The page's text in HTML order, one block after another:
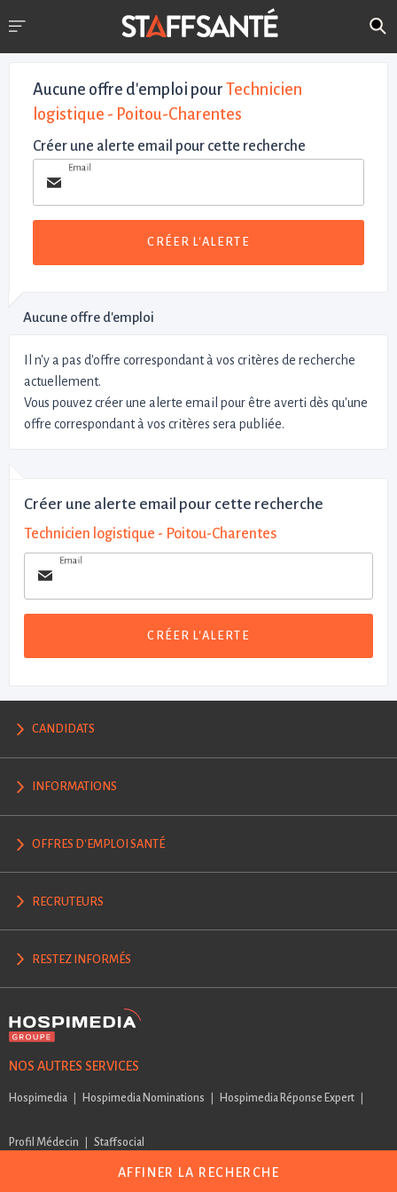
Aucune offre d'emploi pour Technicien
logistique - Poitou-Charentes
Créer une alerte email pour cette recherche
Email
CRÉER L'ALERTE
Aucune offre d'emploi
Il n'y a pas d'offre correspondant à vos critères de recherche
actuellement.
Vous pouvez créer une alerte email pour être averti dès qu'une
offre correspondant à vos critères sera publiée.
AFFINER LA RECHERCHE
Créer une alerte email pour cette recherche
Technicien logistique - Poitou-Charentes
Email
CRÉER L'ALERTE
CANDIDATS
INFORMATIONS
OFFRES D'EMPLOI SANTÉ
RECRUTEURS
RESTEZ INFORMÉS
NOS AUTRES SERVICES
Hospimedia Hospimedia Nominations Hospimedia Réponse Expert
Profil Médecin Staffsocial